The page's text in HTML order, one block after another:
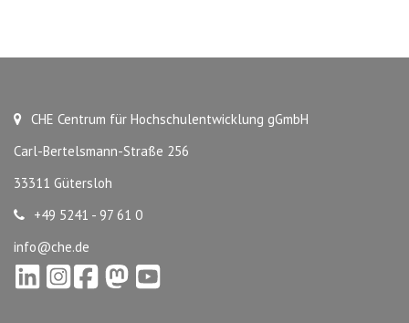
CHE Centrum für Hochschulentwicklung gGmbH
Carl-Bertelsmann-Straße 256
33311 Gütersloh
+49 5241 - 97 61 0
info@che.de